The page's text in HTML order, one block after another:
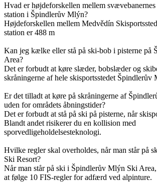
Hvad er højdeforskellen mellem svævebanernes
station i Špindlerův Mlýn?
Højdeforskellen mellem Medvědín
station er 488 m
Kan jeg kælke eller stå på ski-bob i pisterne på
Area?
Det er forbudt at køre slæder, bobslæder og
skråningerne af hele skisportsstedet Špindlerův
Er det tilladt at køre på skråningerne af
uden for områdets åbningstider?
Det er forbudt at stå på ski på pisterne, når
Blandt andet risikerer du en kollision med
sporvedligeholdelsesteknologi.
Hvilke regler skal overholdes, når man står på
Ski Resort?
Når man står på ski i Špindlerův Mlýn Ski
at følge 10 FIS-regler for adfærd ved alpinture.